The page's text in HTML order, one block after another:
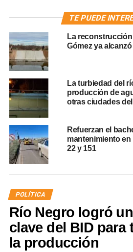
TE PUEDE
La
Gómez ya
La turbiedad del
producción de
otras ciudades del
Refuerzan el
mantenimiento
22 y 151
POLÍTICA
Río Negro logró
clave del BID para
la producción